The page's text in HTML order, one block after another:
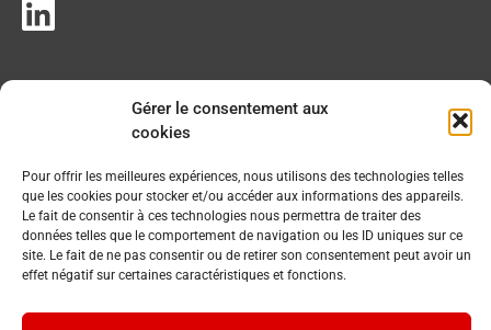
Gérer le consentement aux
cookies
Pour offrir les meilleures expériences, nous utilisons des technologies telles
que les cookies pour stocker et/ou accéder aux informations des appareils.
Le fait de consentir à ces technologies nous permettra de traiter des
données telles que le comportement de navigation ou les ID uniques sur ce
site. Le fait de ne pas consentir ou de retirer son consentement peut avoir un
effet négatif sur certaines caractéristiques et fonctions.